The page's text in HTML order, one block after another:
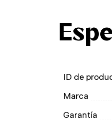
ID de
Marca
Garantía